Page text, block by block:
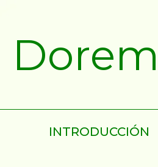
contenido
INTRODUCCIÓN